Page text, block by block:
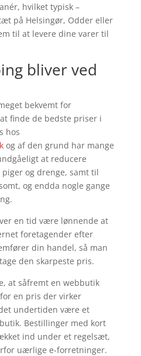
hvilket typisk –
på Helsingør, Odder eller
til at levere dine varer til
bliver ved
bekvemt for
finde de bedste priser i
hos
og af den grund har mange
at reducere
og drenge, samt til
og endda nogle gange
en tid være lønnende at
foretagender efter
din handel, så man
den skarpeste pris.
at såfremt en webbutik
en pris der virker
undertiden være et
Bestillinger med kort
ind under et regelsæt,
uærlige e-forretninger.